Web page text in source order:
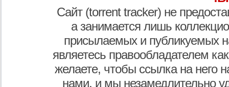
Сайт (torrent tracker) не
а занимается лишь
присылаемых и публикуемых
являетесь правообладателем
желаете, чтобы ссылка на него
нами, и мы незамедлительно